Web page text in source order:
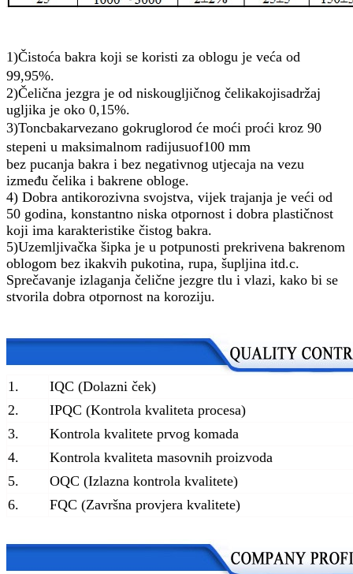
1)Čistoća bakra koji se koristi za oblogu je veća od
99,95%.
2)Čelična jezgra je od niskougljičnog čelikakojisadržaj
ugljika je oko 0,15%.
3)Toncbakarvezano gokruglorod će moći proći kroz 90
stepeni u maksimalnom radijusuof100 mm
bez pucanja bakra i bez negativnog utjecaja na vezu
između čelika i bakrene obloge.
4) Dobra antikorozivna svojstva, vijek trajanja je veći od
50 godina, konstantno niska otpornost i dobra plastičnost
koji ima karakteristike čistog bakra.
5)Uzemljivačka šipka je u potpunosti prekrivena bakrenom
oblogom bez ikakvih pukotina, rupa, šupljina itd.c.
Sprečavanje izlaganja čelične jezgre tlu i vlazi, kako bi se
stvorila dobra otpornost na koroziju.
1.
IQC (Dolazni ček)
2.
IPQC (Kontrola kvaliteta procesa)
3.
Kontrola kvalitete prvog komada
4.
Kontrola kvaliteta masovnih proizvoda
5.
OQC (Izlazna kontrola kvalitete)
6.
FQC (Završna provjera kvalitete)